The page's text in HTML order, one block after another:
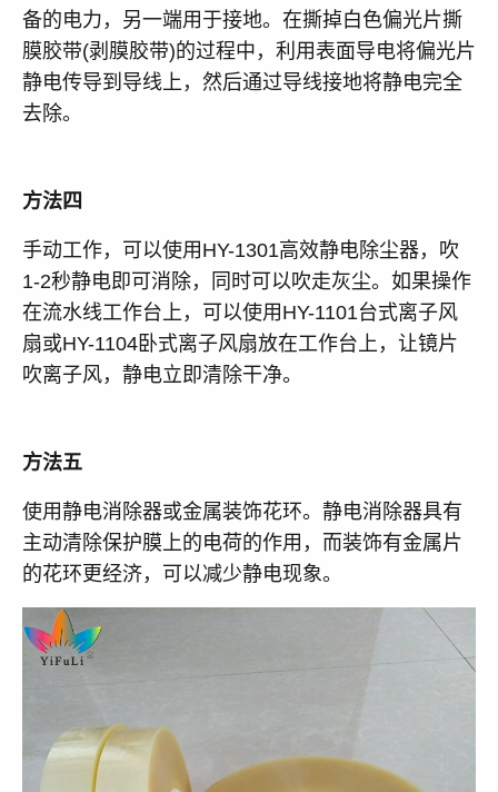
备的电力，另一端用于接地。在撕掉白色偏光片撕
膜胶带(剥膜胶带)的过程中，利用表面导电将偏光片
静电传导到导线上，然后通过导线接地将静电完全
去除。
方法四
手动工作，可以使用HY-1301高效静电除尘器，吹
1-2秒静电即可消除，同时可以吹走灰尘。如果操作
在流水线工作台上，可以使用HY-1101台式离子风
扇或HY-1104卧式离子风扇放在工作台上，让镜片
吹离子风，静电立即清除干净。
方法五
使用静电消除器或金属装饰花环。静电消除器具有
主动清除保护膜上的电荷的作用，而装饰有金属片
的花环更经济，可以减少静电现象。